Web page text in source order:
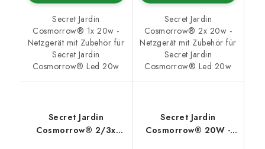
Secret Jardin
Cosmorrow® 1x 20w -
Netzgerät mit Zubehör für
Secret Jardin
Cosmorrow® Led 20w
Secret Jardin
Cosmorrow® 2x 20w -
Netzgerät mit Zubehör für
Secret Jardin
Cosmorrow® Led 20w
Secret Jardin
Cosmorrow® 2/3x
Secret Jardin
Cosmorrow® 20W -